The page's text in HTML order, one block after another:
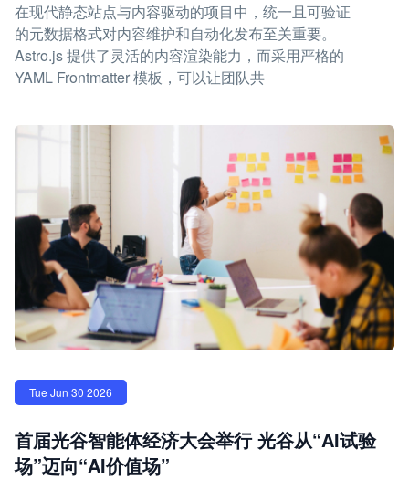
在现代静态站点与内容驱动的项目中，统一且可验证
的元数据格式对内容维护和自动化发布至关重要。
Astro.js 提供了灵活的内容渲染能力，而采用严格的
YAML Frontmatter 模板，可以让团队共
Tue Jun 30 2026
首届光谷智能体经济大会举行 光谷从“AI试验
场”迈向“AI价值场”